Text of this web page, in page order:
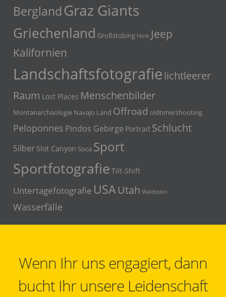
Bergland Graz Giants
Griechenland Großstübing Hork Jeep
Kalifornien
Landschaftsfotografie lichtleerer
Raum Lost Places Menschenbilder
Montanarchäologie Navajo Land Offroad oldtimershooting
Peloponnes Pindos Gebirge Portrait Schlucht
Silber Slot Canyon Soca Sport
Sportfotografie Tilt-Shift
Untertagefotografie USAUtah Waldstein
Wasserfälle
Wenn Ihr uns engagiert, dann
bucht Ihr unsere Leidenschaft